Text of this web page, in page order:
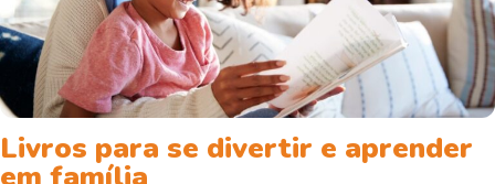
Livros para se divertir e aprender